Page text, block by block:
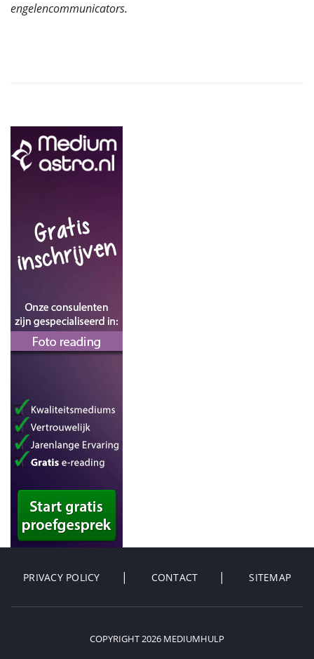
engelencommunicators.
PRIVACY POLICY CONTACT SITEMAP
COPYRIGHT 2026 MEDIUMHULP